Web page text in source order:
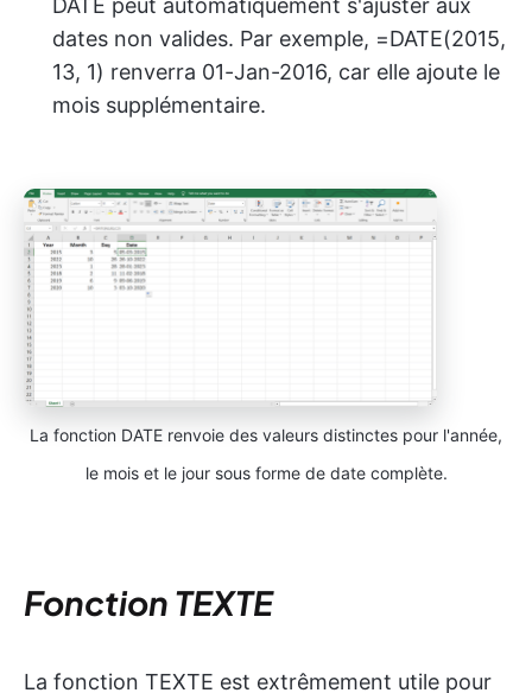
DATE peut automatiquement s'ajuster aux
dates non valides. Par exemple, =DATE(2015,
13, 1) renverra 01-Jan-2016, car elle ajoute le
mois supplémentaire.
La fonction DATE renvoie des valeurs distinctes pour l'année,
le mois et le jour sous forme de date complète.
Fonction TEXTE
La fonction TEXTE est extrêmement utile pour